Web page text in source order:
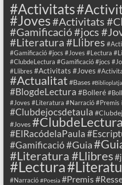
#Activitats
#Joves#Activitats
#Gamificació #jocs
#Literatura #Llibres
#Gamificació #jocs #Joves #Lectura
#ClubdeLectura #Gamificació #jocs
#Llibres #Activitats #Joves
#Actualitat #Bases #Biblioplatja
#BlogdeLectura #Bolleré
#Joves #Literatura #Narració #Premis
#Clubdejocsdetaula
#Joves#ClubdeLectura
#ElRacódelaPaula
#Gamificació#Guia
#Literatura #Llibres
#Lectura
#Narració #Poesia #Premis